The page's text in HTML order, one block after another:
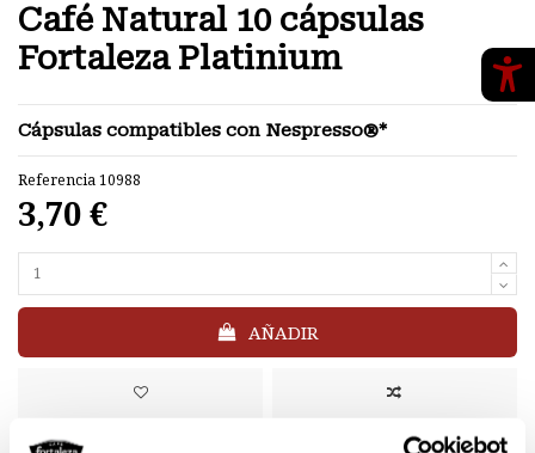
Café Natural 10 cápsulas
Fortaleza Platinium
Cápsulas compatibles con Nespresso®*
Referencia10988
3,70 €
AÑADIR